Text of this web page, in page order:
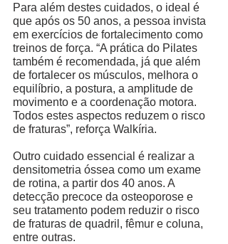
Para além destes cuidados, o ideal é
que após os 50 anos, a pessoa invista
em exercícios de fortalecimento como
treinos de força. “A prática do Pilates
também é recomendada, já que além
de fortalecer os músculos, melhora o
equilíbrio, a postura, a amplitude de
movimento e a coordenação motora.
Todos estes aspectos reduzem o risco
de fraturas”, reforça Walkíria.
Outro cuidado essencial é realizar a
densitometria óssea como um exame
de rotina, a partir dos 40 anos. A
detecção precoce da osteoporose e
seu tratamento podem reduzir o risco
de fraturas de quadril, fêmur e coluna,
entre outras.